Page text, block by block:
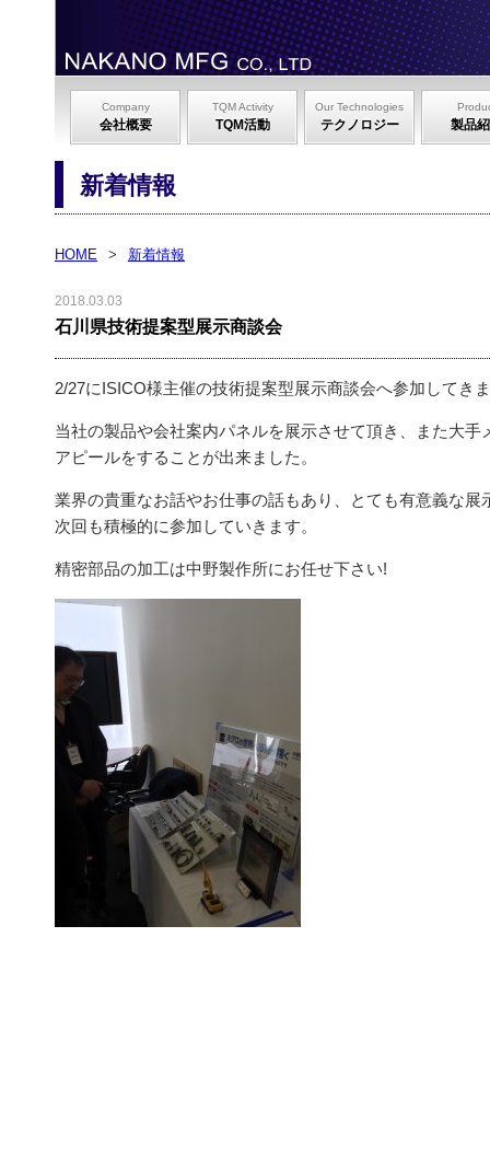
Company
会社概要
TQM Activity
TQM活動
Our Technologies
テクノロジー 製品
新着情報
HOME > 新着情報
2018.03.03
石川県技術提案型展示商談会
2/27にISICO様主催の技術提案型展示商談会へ参加してき
当社の製品や会社案内パネルを展示させて頂き、また大
アピールをすることが出来ました。
業界の貴重なお話やお仕事の話もあり、とても有意義な
次回も積極的に参加していきます。
精密部品の加工は中野製作所にお任せ下さい!